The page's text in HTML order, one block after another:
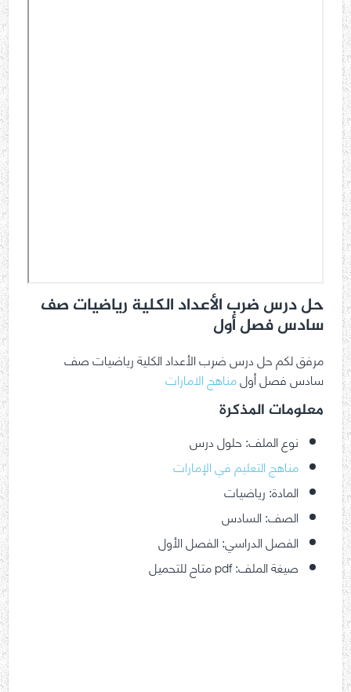
حل درس ضرب الأعداد الكلية رياضيات صف
سادس فصل أول
مرفق لكم حل درس ضرب الأعداد الكلية رياضيات صف
سادس فصل أولمناهج الامارات
معلومات المذكرة
نوع الملف: حلول درس
مناهج التعليم في الإمارات
المادة: رياضيات
الصف: السادس
الفصل الدراسي: الفصل الأول
صيغة الملف: pdf متاح للتحميل